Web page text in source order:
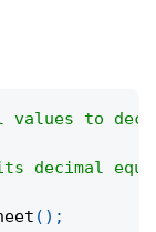
to
decimal
( ) ;